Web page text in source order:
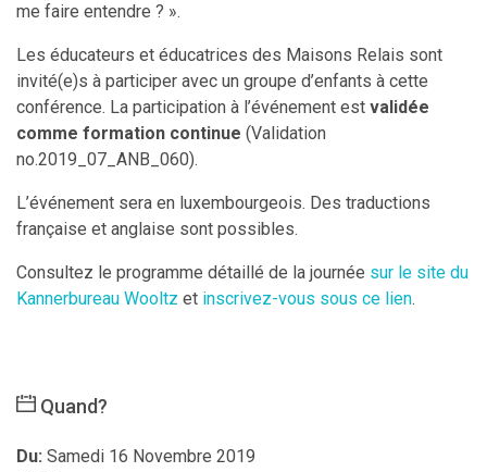
me faire entendre ? ».
Les éducateurs et éducatrices des Maisons Relais sont
invité(e)s à participer avec un groupe d’enfants à cette
conférence. La participation à l’événement est validée
comme formation continue (Validation
no.2019_07_ANB_060).
L’événement sera en luxembourgeois. Des traductions
française et anglaise sont possibles.
Consultez le programme détaillé de la journée sur le site du
Kannerbureau Wooltz et inscrivez-vous sous ce lien.
Quand?
Du: Samedi 16 Novembre 2019